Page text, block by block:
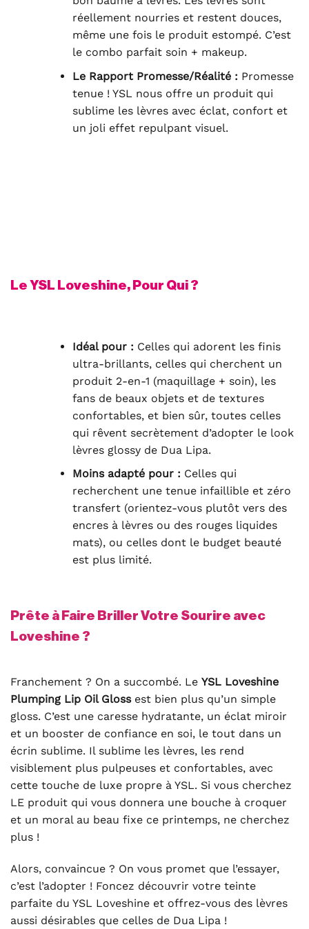
réellement nourries et restent douces,
même une fois le produit estompé. C’est
le combo parfait soin + makeup.
Le Rapport Promesse/Réalité : Promesse
tenue ! YSL nous offre un produit qui
sublime les lèvres avec éclat, confort et
un joli effet repulpant visuel.
Le YSL Loveshine, Pour Qui ?
Idéal pour : Celles qui adorent les finis
ultra-brillants, celles qui cherchent un
produit 2-en-1 (maquillage + soin), les
fans de beaux objets et de textures
confortables, et bien sûr, toutes celles
qui rêvent secrètement d’adopter le look
lèvres glossy de Dua Lipa.
Moins adapté pour : Celles qui
recherchent une tenue infaillible et zéro
transfert (orientez-vous plutôt vers des
encres à lèvres ou des rouges liquides
mats), ou celles dont le budget beauté
est plus limité.
Prête à Faire Briller Votre Sourire avec
Loveshine ?
Franchement ? On a succombé. Le YSL Loveshine
Plumping Lip Oil Glossest bien plus qu’un simple
gloss. C’est une caresse hydratante, un éclat miroir
et un booster de confiance en soi, le tout dans un
écrin sublime. Il sublime les lèvres, les rend
visiblement plus pulpeuses et confortables, avec
cette touche de luxe propre à YSL. Si vous cherchez
LE produit qui vous donnera une bouche à croquer
et un moral au beau fixe ce printemps, ne cherchez
plus !
Alors, convaincue ? On vous promet que l’essayer,
c’est l’adopter ! Foncez découvrir votre teinte
parfaite du YSL Loveshine et offrez-vous des lèvres
aussi désirables que celles de Dua Lipa !